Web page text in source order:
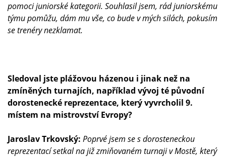
pomoci juniorské kategorii. Souhlasil jsem, rád juniorskému
týmu pomůžu, dám mu vše, co bude v mých silách, pokusím
se trenéry nezklamat.
Sledoval jste plážovou házenou i jinak než na
zmíněných turnajích, například vývoj té původní
dorostenecké reprezentace, který vyvrcholil 9.
místem na mistrovství Evropy?
Jaroslav Trkovský: Poprvé jsem se s dorosteneckou
reprezentací setkal na již zmiňovaném turnaji v Mostě, který